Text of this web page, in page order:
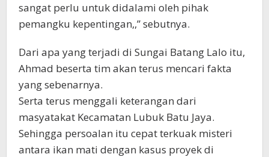
sangat perlu untuk didalami oleh pihak
pemangku kepentingan,,” sebutnya.
Dari apa yang terjadi di Sungai Batang Lalo itu,
Ahmad beserta tim akan terus mencari fakta
yang sebenarnya.
Serta terus menggali keterangan dari
masyatakat Kecamatan Lubuk Batu Jaya.
Sehingga persoalan itu cepat terkuak misteri
antara ikan mati dengan kasus proyek di